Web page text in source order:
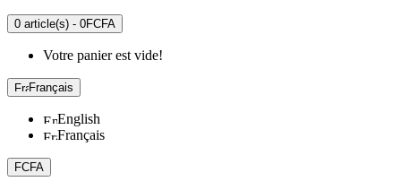
0 article(s) - 0FCFA
Votre panier est vide!
Français
English
Français
FCFA